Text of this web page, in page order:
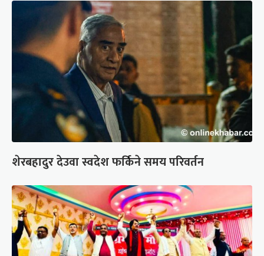
शेरबहादुर देउवा स्वदेश फर्किने समय परिवर्तन